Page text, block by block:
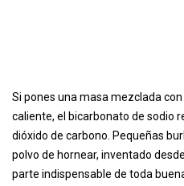
Si pones una masa mezclada
caliente, el bicarbonato de sodio
dióxido de carbono. Pequeñas
polvo de hornear, inventado
parte indispensable de toda